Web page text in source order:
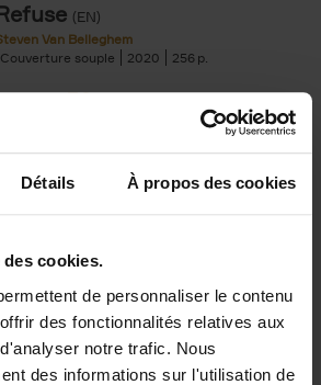
Détails À propos des cookies
cookies.
de personnaliser le contenu
des fonctionnalités relatives aux
notre trafic. Nous
des informations sur l'utilisation de
(EN)
Van Belleghem
Couverture souple
2020 256
37,50
Bonds = Building
Jochen Roef Jozefien De Feyter
Carolien Boom
Couverture souple
2025 200